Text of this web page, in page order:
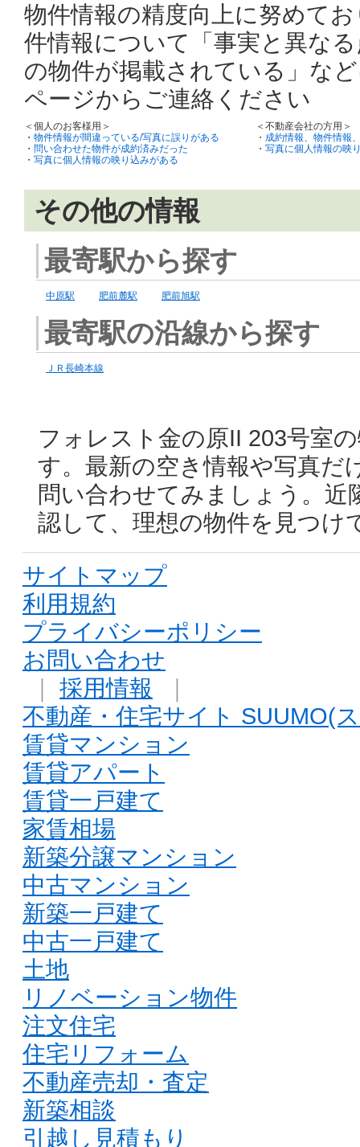
物件情報の精度向上に努めて
件情報について「事実と異な
の物件が掲載されている」な
ページからご連絡ください
＜個人のお客様用＞
・ 物件情報が間違っている/写真に誤りがある
・ 問い合わせた物件が成約済みだった
・ 写真に個人情報の映り込みがある
＜不動産会社の方用＞
・ 成約情報、物件情報
・ 写真に個人情報の映
その他の情報
最寄駅から探す
中原駅 肥前麓駅 肥前旭駅
最寄駅の沿線から探す
ＪＲ長崎本線
フォレスト金の原II 203号室
す。最新の空き情報や写真だ
問い合わせてみましょう。
認して、理想の物件を見つけ
サイトマップ
利用規約
プライバシーポリシー
お問い合わせ
｜ 採用情報 ｜
不動産・住宅サイト SUUMO(
賃貸マンション
賃貸アパート
賃貸一戸建て
家賃相場
新築分譲マンション
中古マンション
新築一戸建て
中古一戸建て
土地
リノベーション物件
注文住宅
住宅リフォーム
不動産売却・査定
新築相談
引越し見積もり